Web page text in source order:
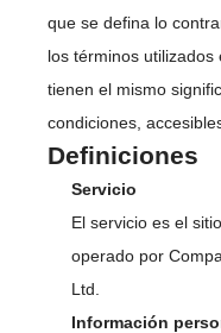
que se defina lo
los términos
tienen el mismo
condiciones,
Definiciones
Servicio
El servicio es el
operado por
Ltd.
Información